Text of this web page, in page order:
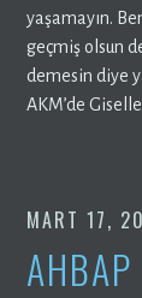
yaşamayın.
geçmiş olsun
demesin diye
AKM’de
MART 17,